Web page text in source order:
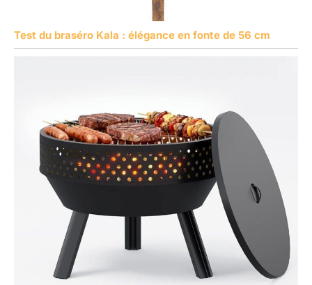
Test du braséro Kala : élégance en fonte de 56 cm